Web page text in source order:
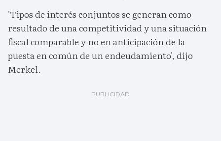
'Tipos de interés conjuntos se generan como
resultado de una competitividad y una situación
fiscal comparable y no en anticipación de la
puesta en común de un endeudamiento', dijo
Merkel.